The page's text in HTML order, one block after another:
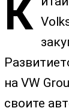
К
на VW
своите